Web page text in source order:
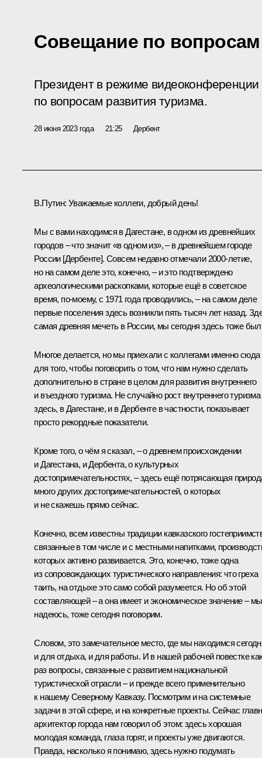
Совещание по вопросам
Президент в режиме
по вопросам развития туризма.
28 июня 2023 года 21:25 Дербент
В.Путин: Уважаемые коллеги, добрый день!
Мы с вами находимся в Дагестане, в одном из древнейших
городов – что значит «в одном из», – в древнейшем городе
России [Дербенте]. Совсем недавно отмечали 2000-летие,
но на самом деле это, конечно, – и это подтверждено
археологическими раскопками, которые ещё в советское
время, по-моему, с 1971 года проводились, – на самом деле
первые поселения здесь возникли пять тысяч лет назад.
самая древняя мечеть в России, мы сегодня здесь тоже
Многое делается, но мы приехали с коллегами именно сюда
для того, чтобы поговорить о том, что нам нужно сделать
дополнительно в стране в целом для развития внутреннего
и въездного туризма. Не случайно рост внутреннего туризма
здесь, в Дагестане, и в Дербенте в частности, показывает
просто рекордные показатели.
Кроме того, о чём я сказал, – о древнем происхождении
и Дагестана, и Дербента, о культурных
достопримечательностях, – здесь ещё потрясающая
много других достопримечательностей, о которых
и не скажешь прямо сейчас.
Конечно, всем известны традиции кавказского
связанные в том числе и с местными напитками,
которых активно развивается. Это, конечно, тоже одна
из сопровождающих туристического направления: что греха
таить, на отдыхе это само собой разумеется. Но об этой
составляющей – а она имеет и экономическое значение –
надеюсь, тоже сегодня поговорим.
Словом, это замечательное место, где мы находимся
и для отдыха, и для работы. И в нашей рабочей повестке
раз вопросы, связанные с развитием национальной
туристической отрасли – и прежде всего применительно
к нашему Северному Кавказу. Посмотрим и на системные
задачи в этой сфере, и на конкретные проекты. Сейчас
архитектор города нам говорил об этом: здесь хорошая
молодая команда, глаза горят, и проекты уже двигаются.
Правда, насколько я понимаю, здесь нужно подумать